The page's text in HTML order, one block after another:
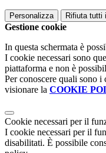
Personalizza Rifiuta tutti
Gestione cookie
In questa schermata è
I cookie necessari sono
piattaforma e non è
Per conoscere quali sono i
visionare la COOKIE
Cookie necessari per il
I cookie necessari per il
disabilitati. È possibile